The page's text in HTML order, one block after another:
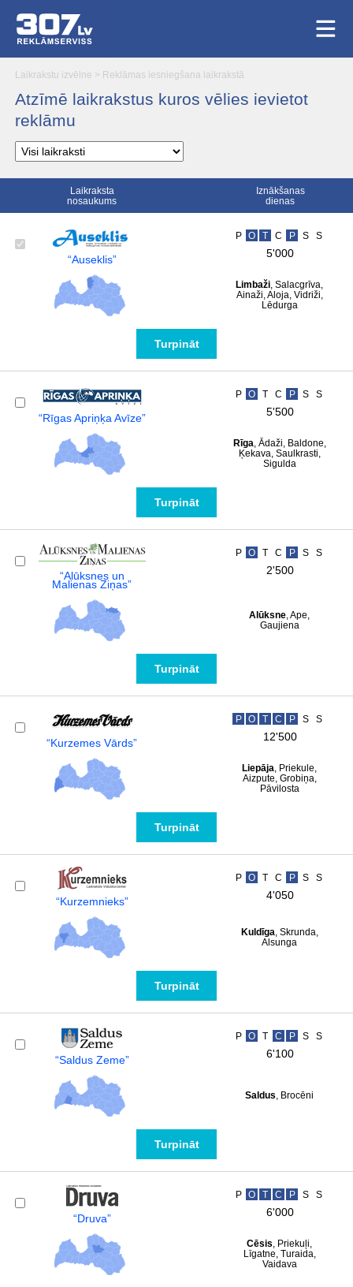
Laikrakstu izvēlne > Reklāmas iesniegšana laikrakstā
Atzīmē laikrakstus kuros vēlies ievietot
reklāmu
Laikraksta
nosaukums
Iznākšanas
dienas
“Auseklis”
P O T C P S S
5'000
Limbaži, Salacgrīva,
Ainaži, Aloja, Vidriži,
Lēdurga
Turpināt
“Rīgas Apriņķa Avīze”
P O T C P S S
5'500
Rīga, Ādaži, Baldone,
Ķekava, Saulkrasti,
Sigulda
Turpināt
“Alūksnes un
Malienas Ziņas”
P O T C P S S
2'500
Alūksne, Ape,
Gaujiena
Turpināt
“Kurzemes Vārds”
P O T C P S S
12'500
Liepāja, Priekule,
Aizpute, Grobiņa,
Pāvilosta
Turpināt
“Kurzemnieks”
P O T C P S S
4'050
Kuldīga, Skrunda,
Alsunga
Turpināt
“Saldus Zeme”
P O T C P S S
6'100
Saldus, Brocēni
Turpināt
“Druva”
P O T C P S S
6'000
Cēsis, Priekuļi,
Līgatne, Turaida,
Vaidava